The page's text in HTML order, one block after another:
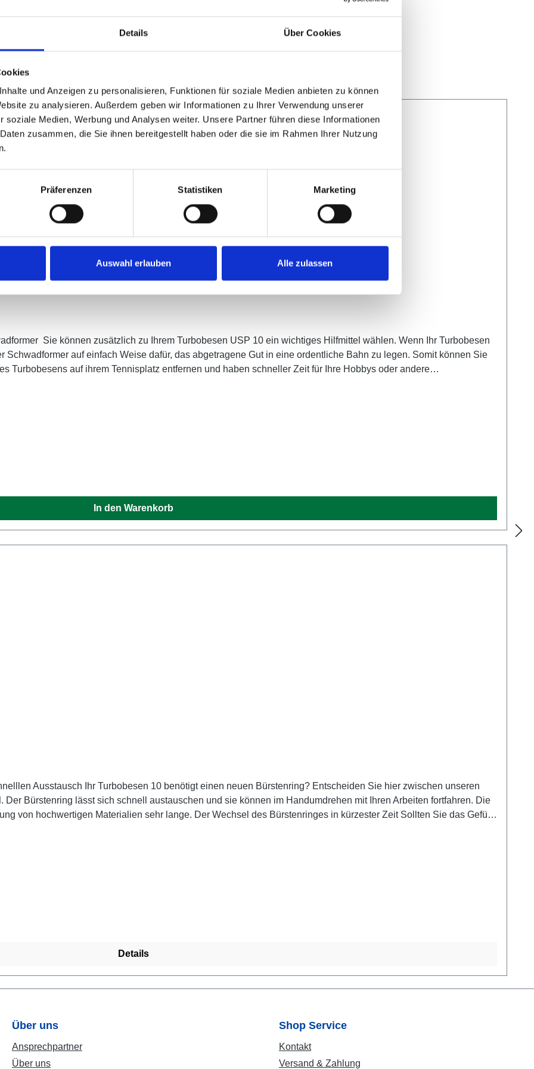
Details Über Cookies
und Anzeigen zu personalisieren, Funktionen für soziale Medien anbieten zu können
zu analysieren. Außerdem geben wir Informationen zu Ihrer Verwendung unserer
soziale Medien, Werbung und Analysen weiter. Unsere Partner führen diese Informationen
zusammen, die Sie ihnen bereitgestellt haben oder die sie im Rahmen Ihrer Nutzung
Präferenzen Statistiken Marketing
Auswahl erlauben Alle zulassen
Sie können zusätzlich zu Ihrem Turbobesen USP 10 ein wichtiges Hilfmittel wählen. Wenn Ihr Turbobesen
auf einfach Weise dafür, das abgetragene Gut in eine ordentliche Bahn zu legen. Somit können Sie
Turbobesens auf ihrem Tennisplatz entfernen und haben schneller Zeit für Ihre Hobbys oder andere
wir Ihnen auch Tipps und Tricks an die Hand. So können Sie den Turbobesen USP 10 auch zum Entfernen von
Kehrmaschine für zu Hause. Unsere Produkte im Sortiment von Universal Sport stehen Ihnen zum größten Teil
und Ersatzbürsten zu günstigen Preisen bei uns auf Vorrat.
In den Warenkorb
Ausstausch Ihr Turbobesen 10 benötigt einen neuen Bürstenring? Entscheiden Sie hier zwischen unseren
Bürstenring lässt sich schnell austauschen und sie können im Handumdrehen mit Ihren Arbeiten fortfahren. Die
von hochwertigen Materialien sehr lange. Der Wechsel des Bürstenringes in kürzester Zeit Sollten Sie das Gefühl
Details
Über uns
Ansprechpartner
Über uns
Shop Service
Kontakt
Versand & Zahlung